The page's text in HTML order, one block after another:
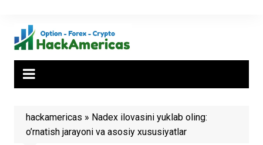
content
hackamericas » Nadex ilovasini yuklab oling:
o’rnatish jarayoni va asosiy xususiyatlar